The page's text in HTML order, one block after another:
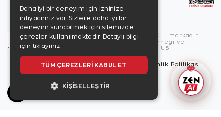
Copyright © 2026, Zen Diamond tescilli markadır.
Zen Diamond Birleşmiş Markalar Derneği ve
Turquality Destek Programı üyesidir. US
Kullanım Şartları Gizlilik İlkeleri
Güvenlik Politikası
Çerez Politikası
Daha iyi bir deneyim için izninize
ihtiyacımız var. Sizlere daha iyi bir
deneyim sunabilmek için sitemizde
çerezler kullanılmaktadır. Detaylı bilgi
için tıklayınız.
TÜM ÇEREZLERI KABUL ET
KIŞISELLEŞTIR